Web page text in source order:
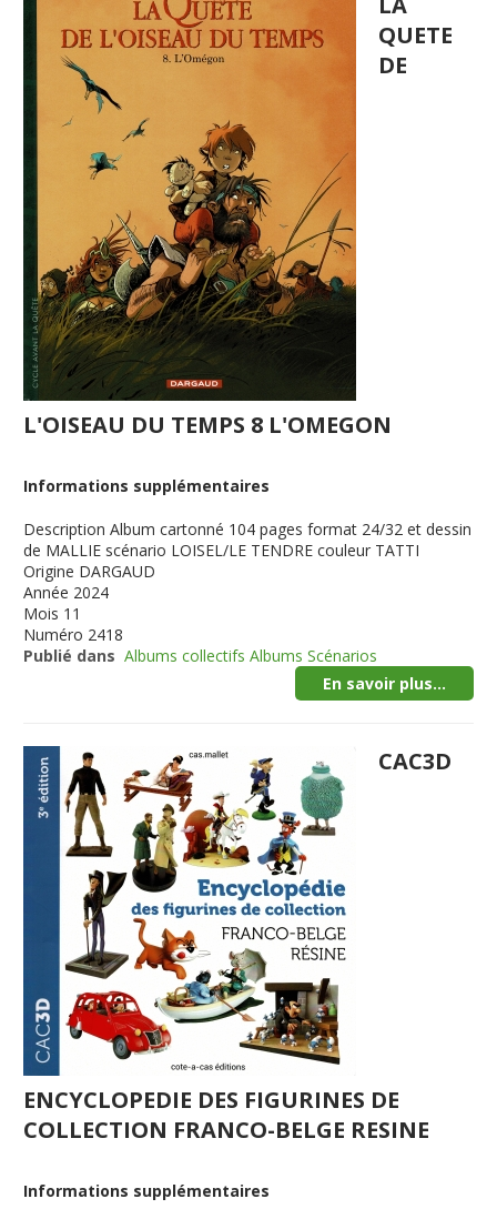
QUETE
DE
L'OISEAU DU TEMPS 8 L'OMEGON
Informations supplémentaires
Description Album cartonné 104 pages format 24/32 et dessin
de MALLIE scénario LOISEL/LE TENDRE couleur TATTI
Origine DARGAUD
Année 2024
Mois 11
Numéro 2418
Publié dans Albums collectifs Albums Scénarios
En savoir plus...
CAC3D
ENCYCLOPEDIE DES FIGURINES DE
COLLECTION FRANCO-BELGE RESINE
Informations supplémentaires